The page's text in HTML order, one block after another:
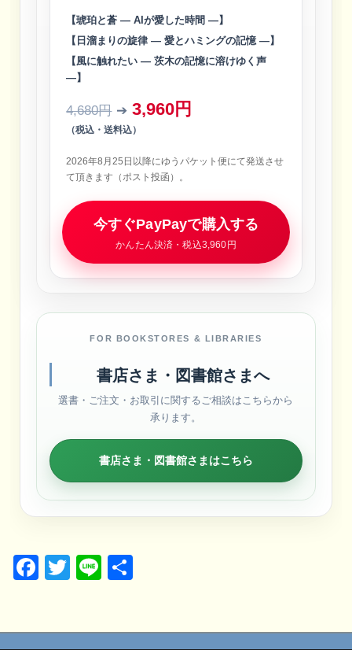
【琥珀と蒼 ― AIが愛した時間 ―】
【日溜まりの旋律 ― 愛とハミングの記憶 ―】
【風に触れたい ― 茨木の記憶に溶けゆく声
―】
4,680円 ➔ 3,960円
（税込・送料込）
2026年8月25日以降にゆうパケット便にて発送させ
て頂きます（ポスト投函）。
今すぐPayPayで購入する
かんたん決済・税込3,960円
FOR BOOKSTORES & LIBRARIES
書店さま・図書館さまへ
選書・ご注文・お取引に関するご相談はこちらから
承ります。
書店さま・図書館さまはこちら
Facebook
Twitter
Line